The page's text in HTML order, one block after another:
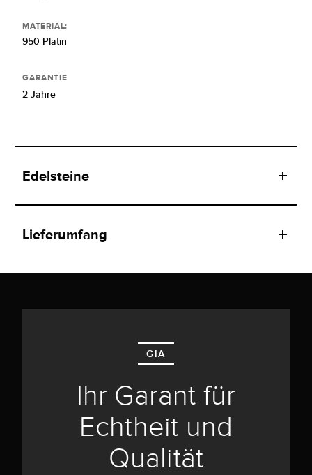
MATERIAL:
950 Platin
GARANTIE
2 Jahre
Edelsteine
Lieferumfang
GIA
Ihr Garant für
Echtheit und
Qualität